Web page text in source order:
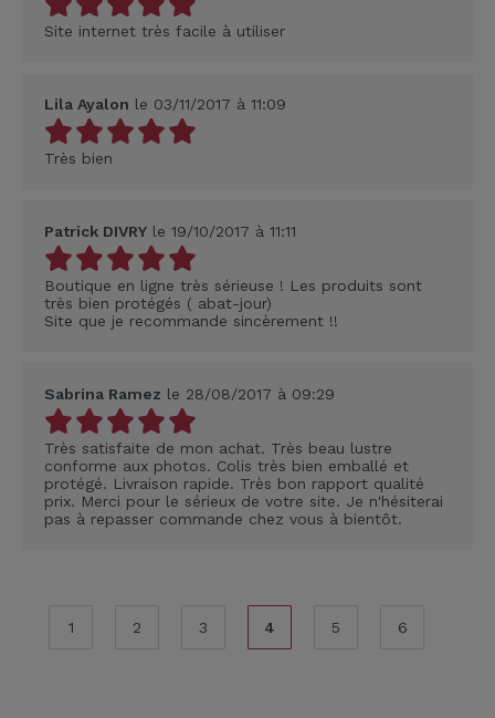
Site internet très facile à utiliser
Lila Ayalon le 03/11/2017 à 11:09
Très bien
Patrick DIVRY le 19/10/2017 à 11:11
Boutique en ligne très sérieuse ! Les produits sont
très bien protégés ( abat-jour)
Site que je recommande sincèrement !!
Sabrina Ramez le 28/08/2017 à 09:29
Très satisfaite de mon achat. Très beau lustre
conforme aux photos. Colis très bien emballé et
protégé. Livraison rapide. Très bon rapport qualité
prix. Merci pour le sérieux de votre site. Je n'hésiterai
pas à repasser commande chez vous à bientôt.
1 2 3 4 5 6